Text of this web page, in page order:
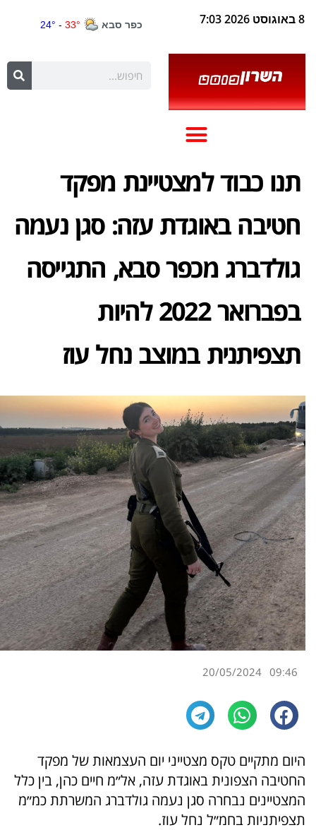
8 באוגוסט 2026 7:03
תנו כבוד למצטיינת מפקד
חטיבה באוגדת עזה: סגן נעמה
גולדברג מכפר סבא, התגייסה
בפברואר 2022 להיות
תצפיתנית במוצב נחל עוז
09:46
20/05/2024
היום מתקיים טקס מצטייני יום העצמאות של מפקד
החטיבה הצפונית באוגדת עזה, אל״מ חיים כהן, בין כלל
המצטיינים נבחרה סגן נעמה גולדברג המשרתת כמ״מ
תצפיתניות בחמ״ל נחל עוז.